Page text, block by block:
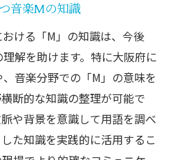
音楽Mの知識
ける「M」の知識は、今後
解を助けます。特に大阪府に
音楽分野での「M」の意味を
断的な知識の整理が可能で
や背景を意識して用語を調べ
た知識を実践的に活用するこ